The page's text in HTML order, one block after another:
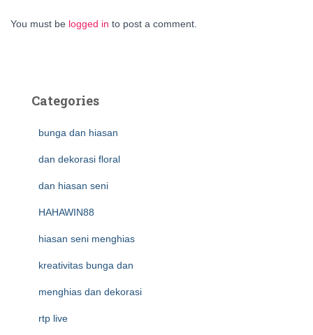
You must be logged in to post a comment.
Categories
bunga dan hiasan
dan dekorasi floral
dan hiasan seni
HAHAWIN88
hiasan seni menghias
kreativitas bunga dan
menghias dan dekorasi
rtp live